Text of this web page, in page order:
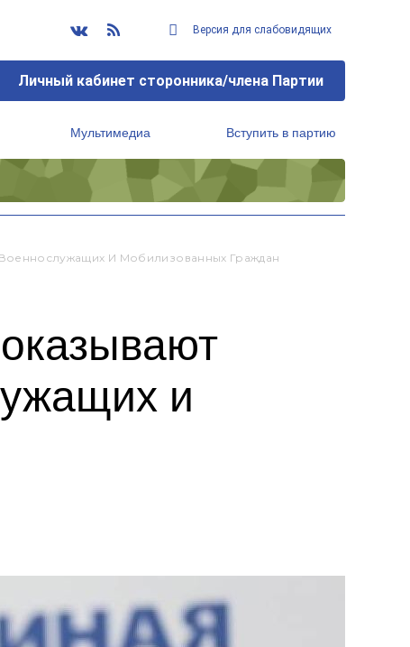
Версия для слабовидящих
Личный кабинет сторонника/члена Партии
Мультимедиа Вступить в партию
И Мобилизованных Граждан
и